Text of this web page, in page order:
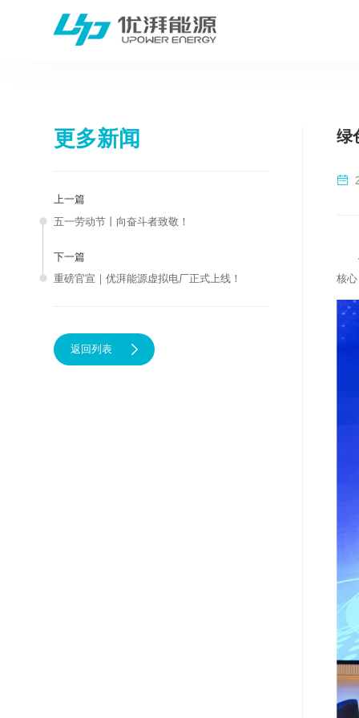
绿
核
上一篇
五一劳动节丨向奋斗者致敬！
下一篇
重磅官宣｜优湃能源虚拟电厂正式上线！
返回列表
更多新闻